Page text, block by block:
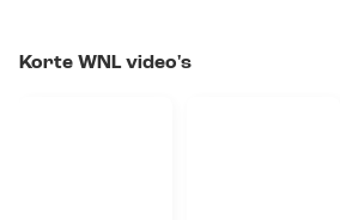
Korte WNL video's